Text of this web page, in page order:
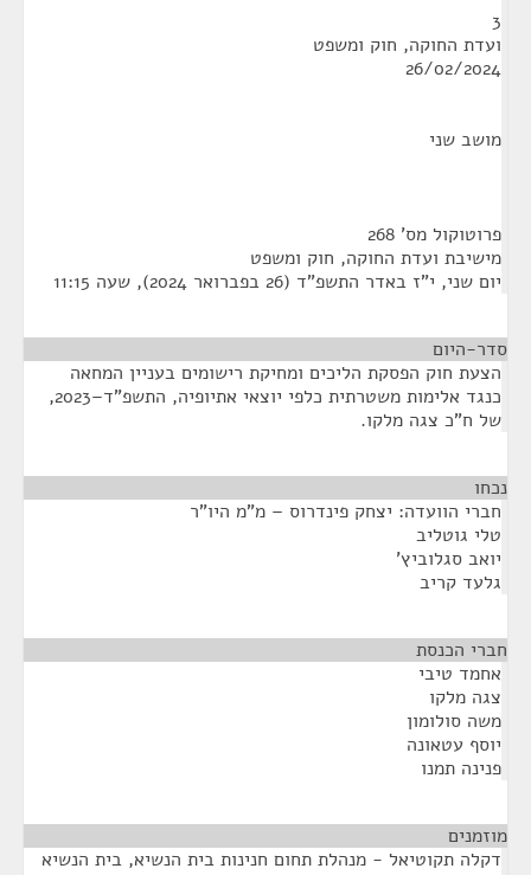
3
ועדת החוקה, חוק ומשפט
26/02/2024
מושב שני
פרוטוקול מס' 268
מישיבת ועדת החוקה, חוק ומשפט
יום שני, י"ז באדר התשפ"ד (26 בפברואר 2024), שעה 11:15
סדר-היום
הצעת חוק הפסקת הליכים ומחיקת רישומים בעניין המחאה
כנגד אלימות משטרתית כלפי יוצאי אתיופיה, התשפ"ד–2023,
של ח"כ צגה מלקו.
נכחו
חברי הוועדה: יצחק פינדרוס – מ"מ היו"ר
טלי גוטליב
יואב סגלוביץ'
גלעד קריב
חברי הכנסת
אחמד טיבי
צגה מלקו
משה סולומון
יוסף עטאונה
פנינה תמנו
מוזמנים
דקלה תקוטיאל - מנהלת תחום חנינות בית הנשיא, בית הנשיא